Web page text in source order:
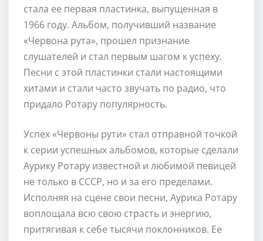
стала ее первая пластинка, выпущенная в
1966 году. Альбом, получивший название
«Червона рута», прошел признание
слушателей и стал первым шагом к успеху.
Песни с этой пластинки стали настоящими
хитами и стали часто звучать по радио, что
придало Ротару популярность.
Успех «Червоны рути» стал отправной точкой
к серии успешных альбомов, которые сделали
Аурику Ротару известной и любимой певицей
не только в СССР, но и за его пределами.
Исполняя на сцене свои песни, Аурика Ротару
воплощала всю свою страсть и энергию,
притягивая к себе тысячи поклонников. Ее